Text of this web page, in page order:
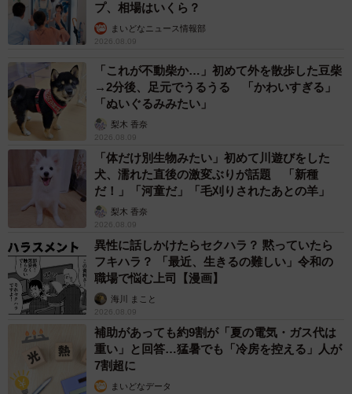
プ、相場はいくら？
まいどなニュース情報部
2026.08.09
「これが不動柴か…」初めて外を散歩した豆柴
→2分後、足元でうるうる 「かわいすぎる」
「ぬいぐるみみたい」
梨木 香奈
2026.08.09
「体だけ別生物みたい」初めて川遊びをした
犬、濡れた直後の激変ぶりが話題 「新種
だ！」「河童だ」「毛刈りされたあとの羊」
梨木 香奈
2026.08.09
異性に話しかけたらセクハラ？ 黙っていたら
フキハラ？ 「最近、生きるの難しい」令和の
職場で悩む上司【漫画】
海川 まこと
2026.08.09
補助があっても約9割が「夏の電気・ガス代は
重い」と回答…猛暑でも「冷房を控える」人が
7割超に
まいどなデータ